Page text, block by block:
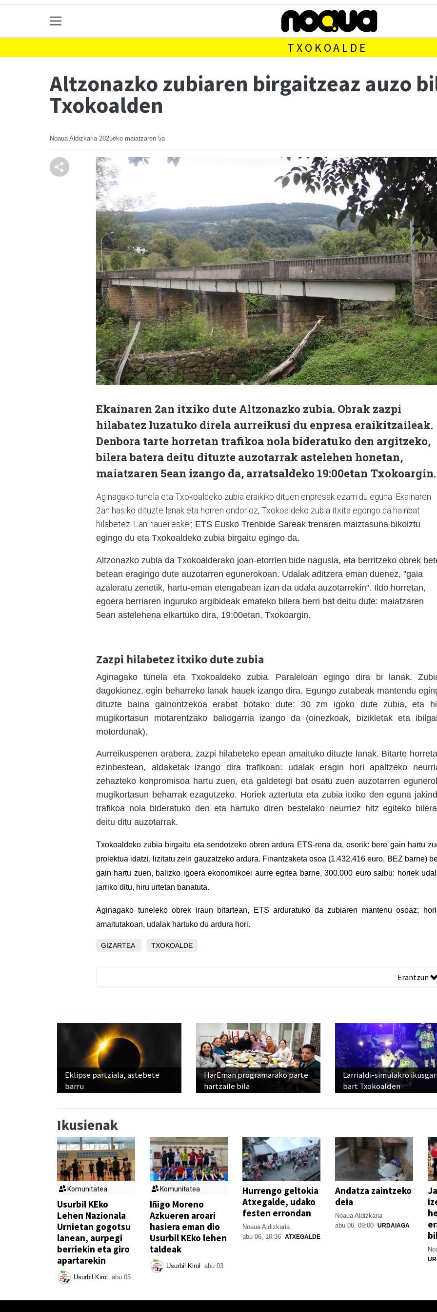
TXOKOALDE
Altzonazko zubiaren birgaitzeaz auzo
Txokoalden
Noaua Aldizkaria 2025eko maiatzaren 5a
Ekainaren 2an itxiko dute Altzonazko zubia. Obrak zazpi
hilabatez luzatuko direla aurreikusi du enpresa eraikitzaileak.
Denbora tarte horretan trafikoa nola bideratuko den argitzeko,
bilera batera deitu dituzte auzotarrak astelehen honetan,
maiatzaren 5ean izango da, arratsaldeko 19:00etan Txokoargin.
Aginagako tunela eta Txokoaldeko zubia eraikiko dituen enpresak ezarri du eguna. Ekainaren
2an hasiko dituzte lanak eta horren ondorioz, Txokoaldeko zubia itxita egongo da hainbat
hilabetez. Lan hauei esker, ETS Eusko Trenbide Sareak trenaren maiztasuna bikoiztu
egingo du eta Txokoaldeko zubia birgaitu egingo da.
Altzonazko zubia da Txokoalderako joan-etorrien bide nagusia, eta berritzeko obrek
betean eragingo dute auzotarren egunerokoan. Udalak aditzera eman duenez, "gaia
azaleratu zenetik, hartu-eman etengabean izan da udala auzotarrekin". Ildo horretan,
egoera berriaren inguruko argibideak emateko bilera berri bat deitu dute: maiatzaren
5ean astelehena elkartuko dira, 19:00etan, Txokoargin.
Zazpi hilabetez itxiko dute zubia
Aginagako tunela eta Txokoaldeko zubia. Paraleloan egingo dira bi lanak.
dagokionez, egin beharreko lanak hauek izango dira. Egungo zutabeak mantendu
dituzte baina gainontzekoa erabat botako dute: 30 zm igoko dute zubia, eta
mugikortasun motarentzako baliogarria izango da (oinezkoak, bizikletak eta
motordunak).
Aurreikuspenen arabera, zazpi hilabeteko epean amaituko dituzte lanak. Bitarte
ezinbestean, aldaketak izango dira trafikoan: udalak eragin hori apaltzeko
zehazteko konpromisoa hartu zuen, eta galdetegi bat osatu zuen auzotarren
mugikortasun beharrak ezagutzeko. Horiek aztertuta eta zubia itxiko den eguna
trafikoa nola bideratuko den eta hartuko diren bestelako neurriez hitz egiteko
deitu ditu auzotarrak.
Txokoaldeko zubia birgaitu eta sendotzeko obren ardura ETS-rena da, osorik: bere gain hartu
proiektua idatzi, lizitatu zein gauzatzeko ardura. Finantzaketa osoa (1.432.416 euro, BEZ barne)
gain hartu zuen, balizko igoera ekonomikoei aurre egitea barne, 300.000 euro salbu: horiek
jarriko ditu, hiru urtetan banatuta.
Aginagako tuneleko obrek iraun bitartean, ETS arduratuko da zubiaren mantenu osoaz;
amaitutakoan, udalak hartuko du ardura hori.
GIZARTEA TXOKOALDE
Erantzun
Eklipse partziala, astebete
barru
HarEman programarako parte
hartzaile bila
Larrialdi-simulakro
bart Txokoalden
Ikusienak
Komunitatea
Usurbil KEko
Lehen Nazionala
Urnietan gogotsu
lanean, aurpegi
berriekin eta giro
apartarekin
Usurbil Kirol abu 05
Komunitatea
Iñigo Moreno
Azkueren aroari
hasiera eman dio
Usurbil KEko lehen
taldeak
Usurbil Kirol abu 03
Hurrengo geltokia
Atxegalde, udako
festen errondan
Noaua Aldizkaria
abu 06, 10:36 ATXEGALDE
Andatza zaintzeko
deia
Noaua Aldizkaria
abu 06, 09:00 URDAIAGA